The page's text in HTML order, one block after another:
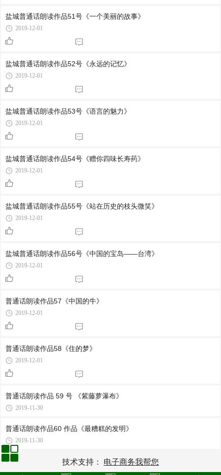
盐城普通话朗读作品51号《一个美丽的故事》
2019-12-01
盐城普通话朗读作品52号《永远的记忆》
2019-12-01
盐城普通话朗读作品53号《语言的魅力》
2019-12-01
盐城普通话朗读作品54号《赠你四味长寿药》
2019-12-01
盐城普通话朗读作品55号《站在历史的枝头微笑》
2019-12-01
盐城普通话朗读作品56号《中国的宝岛――台湾》
2019-12-01
普通话朗读作品57《中国的牛》
2019-12-01
普通话朗读作品58《住的梦》
2019-12-01
普通话朗读作品 59 号 《紫藤萝瀑布》
2019-11-30
普通话朗读作品60 作品《最糟糕的发明》
2019-11-30
技术支持： 电子商务我帮您